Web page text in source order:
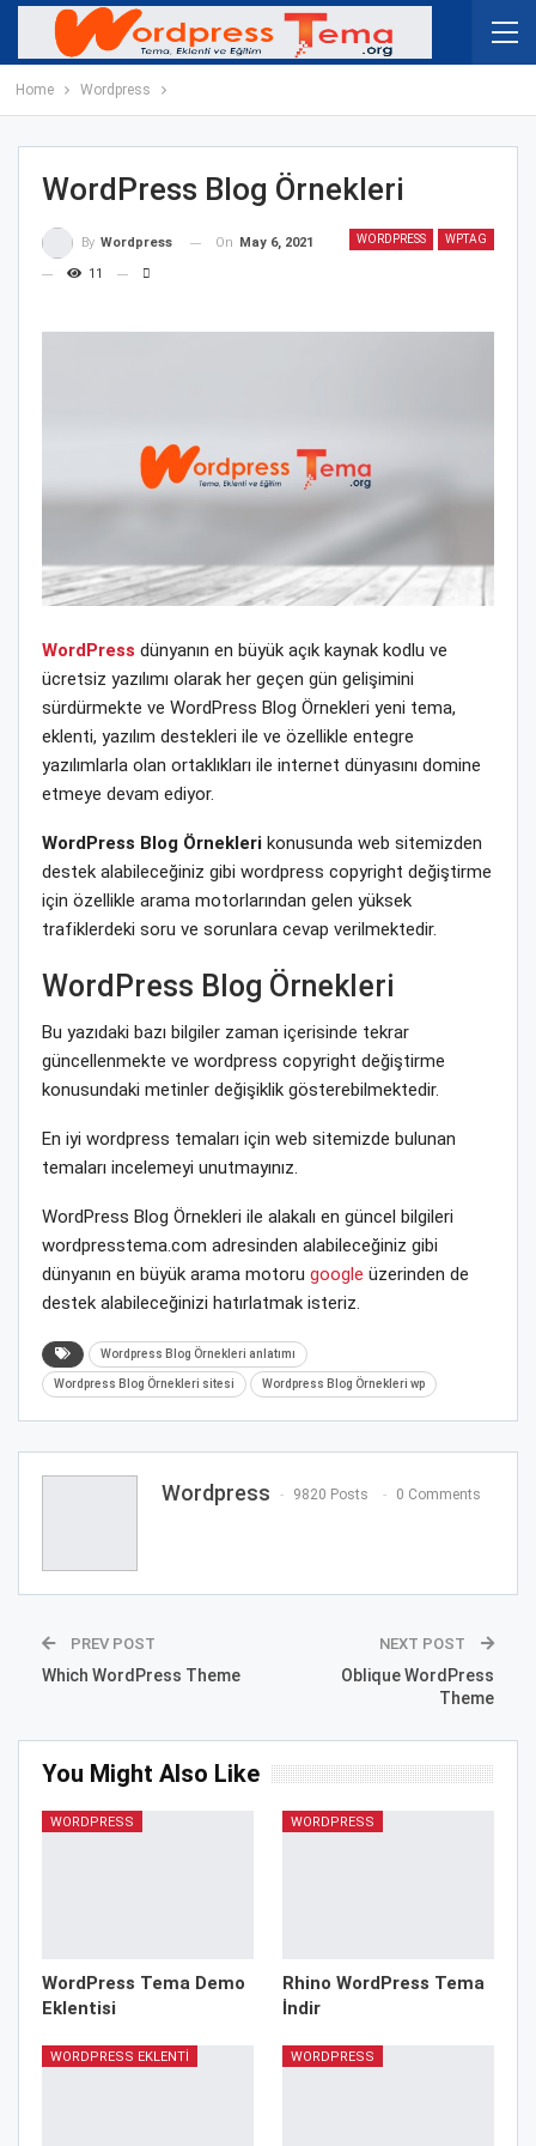
Home Wordpress
WordPress Blog Örnekleri
WORDPRESS WPTAG
By Wordpress On May 6, 2021
11
WordPress dünyanın en büyük açık kaynak kodlu ve
ücretsiz yazılımı olarak her geçen gün gelişimini
sürdürmekte ve WordPress Blog Örnekleri yeni tema,
eklenti, yazılım destekleri ile ve özellikle entegre
yazılımlarla olan ortaklıkları ile internet dünyasını domine
etmeye devam ediyor.
WordPress Blog Örnekleri konusunda web sitemizden
destek alabileceğiniz gibi wordpress copyright değiştirme
için özellikle arama motorlarından gelen yüksek
trafiklerdeki soru ve sorunlara cevap verilmektedir.
WordPress Blog Örnekleri
Bu yazıdaki bazı bilgiler zaman içerisinde tekrar
güncellenmekte ve wordpress copyright değiştirme
konusundaki metinler değişiklik gösterebilmektedir.
En iyi wordpress temaları için web sitemizde bulunan
temaları incelemeyi unutmayınız.
WordPress Blog Örnekleri ile alakalı en güncel bilgileri
wordpresstema.com adresinden alabileceğiniz gibi
dünyanın en büyük arama motoru google üzerinden de
destek alabileceğinizi hatırlatmak isteriz.
Wordpress Blog Örnekleri anlatımı
Wordpress Blog Örnekleri sitesi Wordpress Blog Örnekleri wp
Wordpress 9820 Posts 0 Comments
PREV POST
Which WordPress Theme
NEXT POST
Oblique WordPress
Theme
You Might Also Like
WORDPRESS
WordPress Tema Demo
Eklentisi
WORDPRESS
Rhino WordPress Tema
İndir
WORDPRESS EKLENTI WORDPRESS